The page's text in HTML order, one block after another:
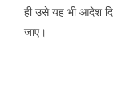
ही उसे यह भी आदेश
जाए।